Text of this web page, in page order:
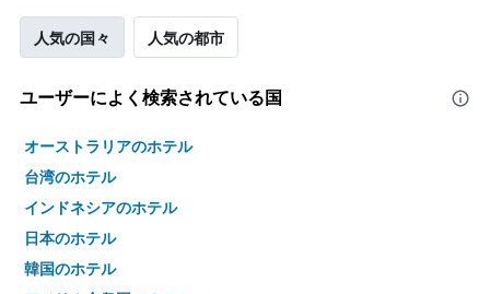
人気の国々 人気の都市
ユーザーによく検索されている国
オーストラリアのホテル
台湾のホテル
インドネシアのホテル
日本のホテル
韓国のホテル